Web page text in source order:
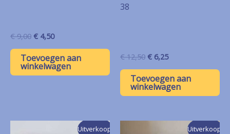
€9,00 Oorspronkelijke
was:
€ 9,00.
€ 4,50Huidige
is:
€ 4,50.
Toevoegen aan
winkelwagen
38
€12,50 Oorspronkelijke
was:
€ 12,50.
€ 6,25Huidige
is:
€ 6,25.
Toevoegen aan
winkelwagen
Uitverkoop! Uitverkoop!